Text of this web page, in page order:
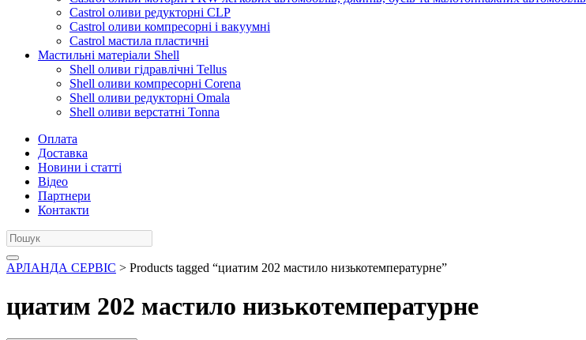
Castrol оливи редукторні CLP
Castrol оливи компресорні і вакуумні
Castrol мастила пластичні
Мастильні матеріали Shell
Shell оливи гідравлічні Tellus
Shell оливи компресорні Corena
Shell оливи редукторні Omala
Shell оливи верстатні Tonna
Оплата
Доставка
Новини і статті
Відео
Партнери
Контакти
АРЛАНДА СЕРВІС > Products tagged “циатим 202 мастило низькотемпературне”
циатим 202 мастило низькотемпературне